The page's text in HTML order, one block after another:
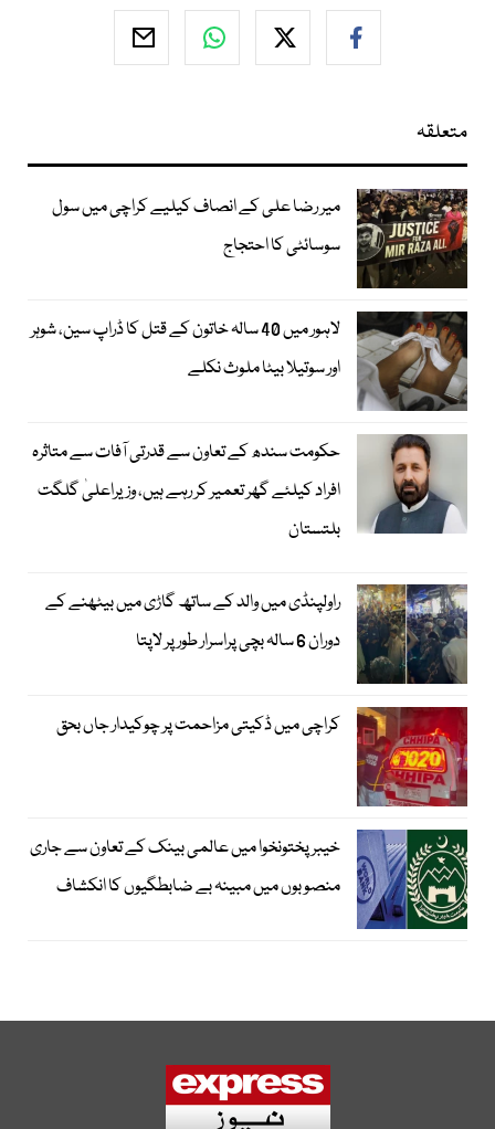
متعلقہ
میر رضا علی کے انصاف کیلیے کراچی میں سول
سوسائٹی کا احتجاج
لاہور میں 40 سالہ خاتون کے قتل کا ڈراپ سین، شوہر
اور سوتیلا بیٹا ملوث نکلے
حکومت سندھ کے تعاون سے قدرتی آفات سے متاثرہ
افراد کیلئے گھر تعمیر کر رہے ہیں، وزیراعلیٰ گلگت
بلتستان
راولپنڈی میں والد کے ساتھ گاڑی میں بیٹھنے کے
دوران 6 سالہ بچی پراسرار طور پر لاپتا
کراچی میں ڈکیتی مزاحمت پر چوکیدار جاں بحق
خیبرپختونخوا میں عالمی بینک کے تعاون سے جاری
منصوبوں میں مبینہ بے ضابطگیوں کا انکشاف